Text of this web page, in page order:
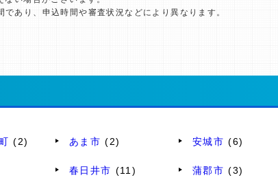
あり、申込時間や審査状況などにより異なります。
(2) あま市 (2) 安城市 (6)
春日井市 (11) 蒲郡市 (3)